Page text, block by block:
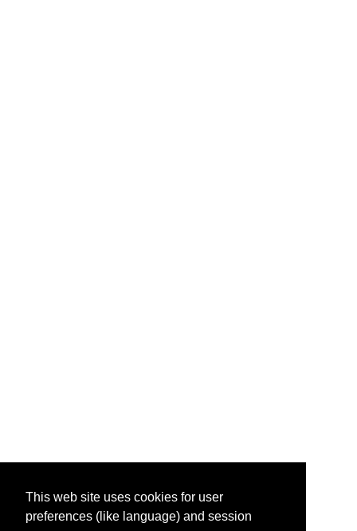
This web site uses cookies for user
preferences (like language) and session